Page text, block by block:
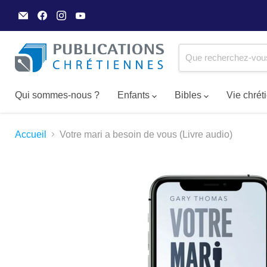
Email
Publications
Chrétiennes
Trouvez-
nous
sur
Facebook
Trouvez-
nous
sur
Instagram
sur
YouTube
Qui sommes-nous ? Enfants Bibles Vie
Accueil Votre mari a besoin de vous (Livre audio)